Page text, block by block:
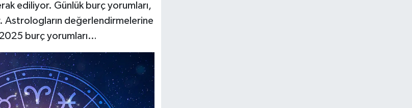
ediliyor. Günlük burç yorumları,
Astrologların değerlendirmelerine
burç yorumları…